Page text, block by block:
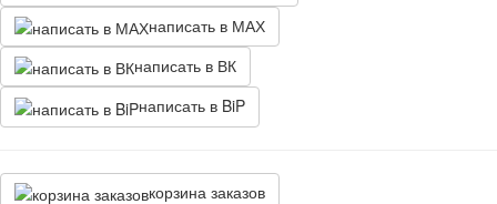
написать в МАХ
написать в ВК
написать в BiP
корзина заказов